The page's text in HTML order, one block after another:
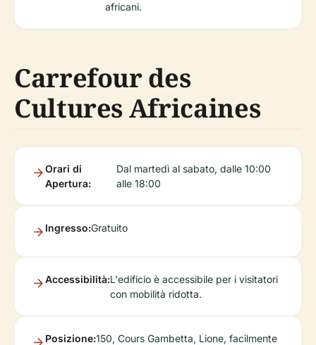
africani.
Carrefour des
Cultures Africaines
Orari di
Apertura:
Dal martedì al sabato, dalle 10:00
alle 18:00
Ingresso:Gratuito
Accessibilità:L'edificio è accessibile per i visitatori
con mobilità ridotta.
Posizione:150, Cours Gambetta, Lione, facilmente